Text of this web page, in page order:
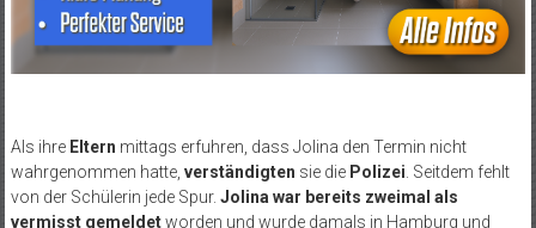
Als ihre Eltern mittags erfuhren, dass Jolina den Termin nicht
wahrgenommen hatte, verständigten sie die Polizei . Seitdem fehlt
von der Schülerin jede Spur. Jolina war bereits zweimal als
vermisst gemeldetworden und wurde damals in Hamburg und